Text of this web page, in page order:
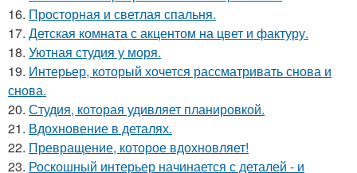
16. Просторная и светлая спальня.
17. Детская комната с акцентом на цвет и фактуру.
18. Уютная студия у моря.
19. Интерьер, который хочется рассматривать снова и
снова.
20. Студия, которая удивляет планировкой.
21. Вдохновение в деталях.
22. Превращение, которое вдохновляет!
23. Роскошный интерьер начинается с деталей - и